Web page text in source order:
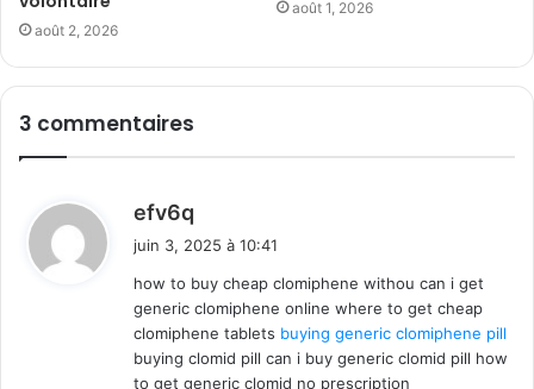
août 2, 2026
août 1, 2026
3 commentaires
efv6q
:
juin 3, 2025 à 10:41
how to buy cheap clomiphene withou can i get
generic clomiphene online where to get cheap
clomiphene tablets buying generic clomiphene pill
buying clomid pill can i buy generic clomid pill how
to get generic clomid no prescription